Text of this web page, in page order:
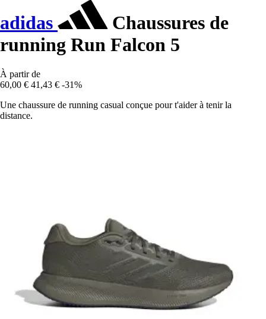
adidas
Chaussures de
running Run Falcon 5
À partir de
60,00 € 41,43 € -31%
Une chaussure de running casual conçue pour t'aider à tenir la
distance.